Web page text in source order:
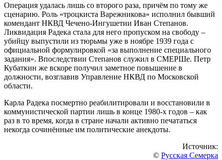
Операция удалась лишь со второго раза, причём по тому же
сценарию. Роль «троцкиста Варежникова» исполнил бывший
комендант НКВД Чечено-Ингушетии Иван Степанов.
Ликвидация Радека стала для него пропуском на свободу –
убийцу выпустили из тюрьмы уже в ноябре 1939 года с
официальной формулировкой «за выполнение специального
задания». Впоследствии Степанов служил в СМЕРШе. Петр
Кубаткин же вскоре получил заметное повышение в
должности, возглавив Управление НКВД по Московской
области.
Карла Радека посмертно реабилитировали и восстановили в
коммунистической партии лишь в конце 1980-х годов – как
раз в то время, когда в стране начали активно печататься
некогда сочинённые им политические анекдоты.
Источник:
© Русская Семерка